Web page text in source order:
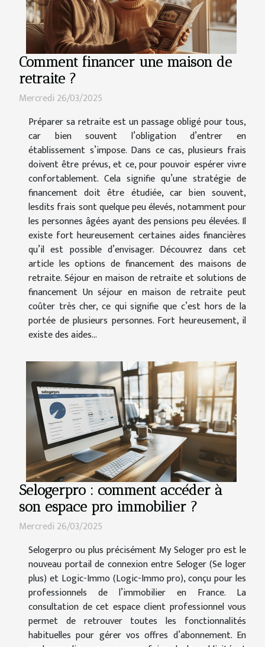
Comment financer une maison de
retraite ?
Mercredi 26/03/2025
Préparer sa retraite est un passage obligé pour tous,
car bien souvent l’obligation d’entrer en
établissement s’impose. Dans ce cas, plusieurs frais
doivent être prévus, et ce, pour pouvoir espérer vivre
confortablement. Cela signifie qu’une stratégie de
financement doit être étudiée, car bien souvent,
lesdits frais sont quelque peu élevés, notamment pour
les personnes âgées ayant des pensions peu élevées. Il
existe fort heureusement certaines aides financières
qu’il est possible d’envisager. Découvrez dans cet
article les options de financement des maisons de
retraite. Séjour en maison de retraite et solutions de
financement Un séjour en maison de retraite peut
coûter très cher, ce qui signifie que c’est hors de la
portée de plusieurs personnes. Fort heureusement, il
existe des aides...
Selogerpro : comment accéder à
son espace pro immobilier ?
Mercredi 26/03/2025
Selogerpro ou plus précisément My Seloger pro est le
nouveau portail de connexion entre Seloger (Se loger
plus) et Logic-Immo (Logic-Immo pro), conçu pour les
professionnels de l’immobilier en France. La
consultation de cet espace client professionnel vous
permet de retrouver toutes les fonctionnalités
habituelles pour gérer vos offres d’abonnement. En